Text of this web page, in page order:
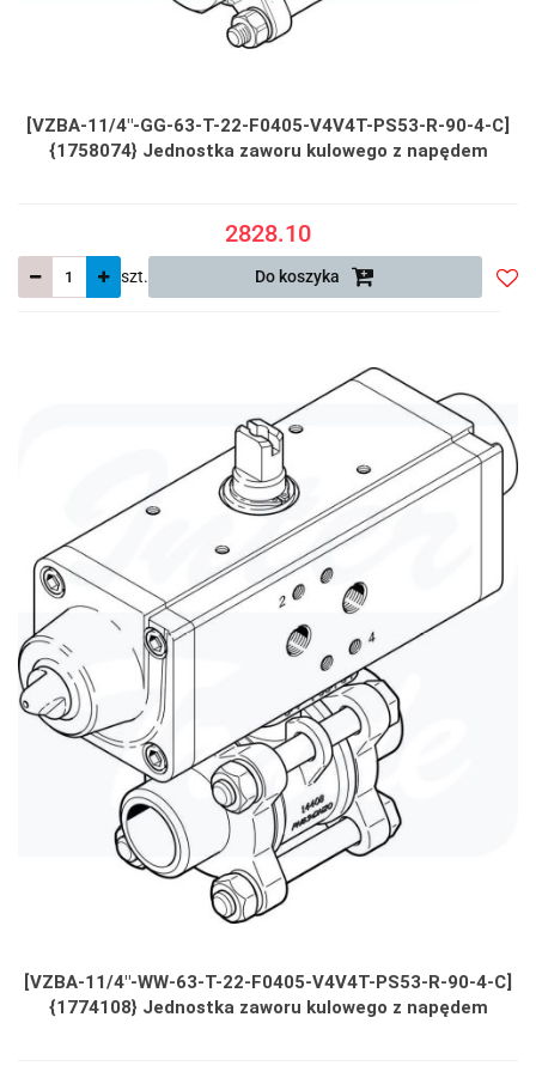
[VZBA-11/4"-GG-63-T-22-F0405-V4V4T-PS53-R-90-4-C]
{1758074} Jednostka zaworu kulowego z napędem
2828.10
szt. Do koszyka
[VZBA-11/4"-WW-63-T-22-F0405-V4V4T-PS53-R-90-4-C]
{1774108} Jednostka zaworu kulowego z napędem